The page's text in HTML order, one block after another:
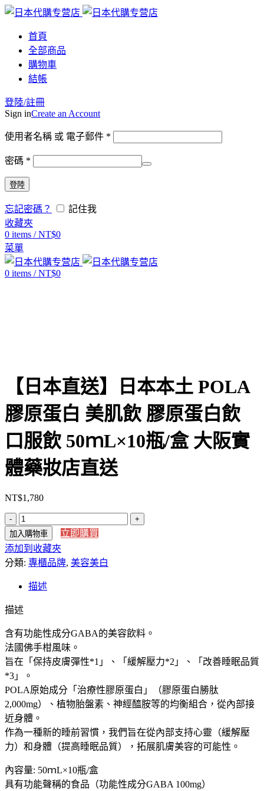
首頁
全部商品
購物車
結帳
登陸/註冊
Sign inCreate an Account
使用者名稱 或 電子郵件 *
密碼 *
登陸
忘記密碼？
記住我
收藏夾
0 items / NT$0
菜單
0 items / NT$0
【日本直送】日本本土 POLA
膠原蛋白 美肌飲 膠原蛋白飲
口服飲 50ｍL×10瓶/盒 大阪實
體藥妝店直送
NT$1,780
【日
本
直
送】
本
本
POLA
膠
原
蛋
白
美
肌
飲
膠
蛋
白
加入購物車
立即購買
添加到收藏夾
分類: 專櫃品牌, 美容美白
描述
描述
含有功能性成分GABA的美容飲料。
法國佛手柑風味。
旨在「保持皮膚彈性*1」、「緩解壓力*2」、「改善睡眠品質
*3」。
POLA原始成分「治療性膠原蛋白」（膠原蛋白勝肽
2,000mg）、植物胎盤素、神經醯胺等的均衡組合，從內部接
近身體。
作為一種新的睡前習慣，我們旨在從內部支持心靈（緩解壓
力）和身體（提高睡眠品質），拓展肌膚美容的可能性。
內容量: 50ｍL×10瓶/盒
具有功能聲稱的食品（功能性成分GABA 100mg）